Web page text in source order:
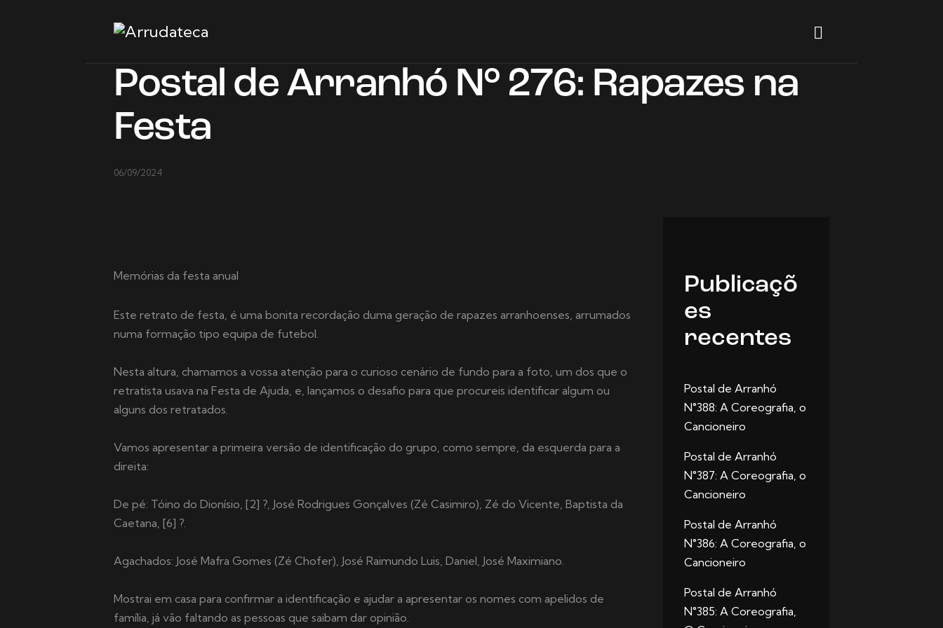
Postal de Arranhó N° 276: Rapazes na
Festa
06/09/2024
Memórias da festa anual
Este retrato de festa, é uma bonita recordação duma geração de rapazes arranhoenses, arrumados
numa formação tipo equipa de futebol.
Nesta altura, chamamos a vossa atenção para o curioso cenário de fundo para a foto, um dos que o
retratista usava na Festa de Ajuda, e, lançamos o desafio para que procureis identificar algum ou
alguns dos retratados.
Vamos apresentar a primeira versão de identificação do grupo, como sempre, da esquerda para a
direita:
De pé: Tóino do Dionísio, [2] ?, José Rodrigues Gonçalves (Zé Casimiro), Zé do Vicente, Baptista da
Caetana, [6] ?.
Agachados: José Mafra Gomes (Zé Chofer), José Raimundo Luis, Daniel, José Maximiano.
Mostrai em casa para confirmar a identificação e ajudar a apresentar os nomes com apelidos de
família, já vão faltando as pessoas que saibam dar opinião.
Publicaçõ
es
recentes
Postal de Arranhó
N°388: A Coreografia, o
Cancioneiro
Postal de Arranhó
N°387: A Coreografia, o
Cancioneiro
Postal de Arranhó
N°386: A Coreografia, o
Cancioneiro
Postal de Arranhó
N°385: A Coreografia,